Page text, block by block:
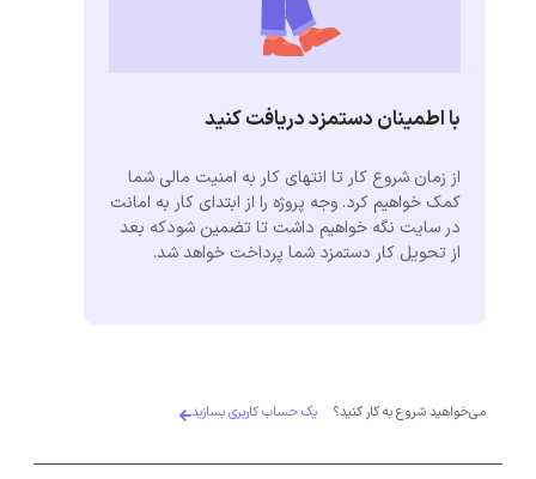
با اطمینان دستمزد دریافت کنید
از زمان شروع کار تا انتهای کار به امنیت مالی شما
کمک خواهیم کرد. وجه پروژه را از ابتدای کار به امانت
در سایت نگه خواهیم داشت تا تضمین شودکه بعد
از تحویل کار دستمزد شما پرداخت خواهد شد.
می‌خواهید شروع به کار کنید؟ یک حساب کاربری بسازید